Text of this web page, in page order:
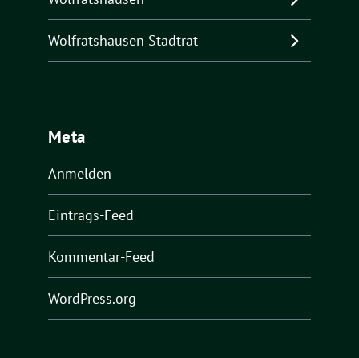
Wolfratshausen Stadtrat
Meta
Anmelden
Eintrags-Feed
Kommentar-Feed
WordPress.org